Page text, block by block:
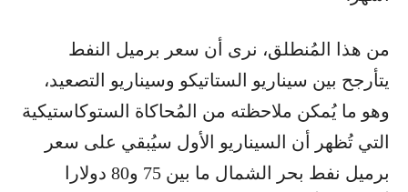
من هذا المُنطلق، نرى أن سعر برميل النفط
يتأرجح بين سيناريو الستاتيكو وسيناريو التصعيد،
وهو ما يُمكن ملاحظته من المُحاكاة الستوكاستيكية
التي تُظهر أن السيناريو الأول سيُبقي على سعر
برميل نفط بحر الشمال ما بين 75 و80 دولارا